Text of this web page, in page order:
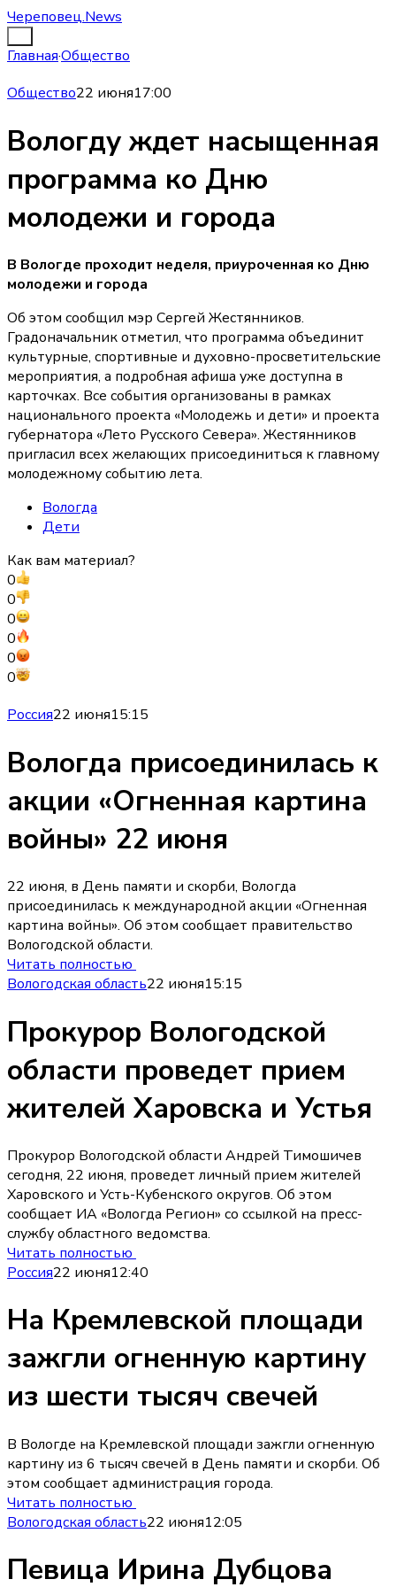
Череповец.News
Главная·Общество
Общество22 июня17:00
Вологду ждет насыщенная
программа ко Дню
молодежи и города
В Вологде проходит неделя, приуроченная ко Дню
молодежи и города
Об этом сообщил мэр Сергей Жестянников.
Градоначальник отметил, что программа объединит
культурные, спортивные и духовно-просветительские
мероприятия, а подробная афиша уже доступна в
карточках. Все события организованы в рамках
национального проекта «Молодежь и дети» и проекта
губернатора «Лето Русского Севера». Жестянников
пригласил всех желающих присоединиться к главному
молодежному событию лета.
Вологда
Дети
Как вам материал?
0
0
0
0
0
0
Россия22 июня15:15
Вологда присоединилась к
акции «Огненная картина
войны» 22 июня
22 июня, в День памяти и скорби, Вологда
присоединилась к международной акции «Огненная
картина войны». Об этом сообщает правительство
Вологодской области.
Читать полностью
Вологодская область22 июня15:15
Прокурор Вологодской
области проведет прием
жителей Харовска и Устья
Прокурор Вологодской области Андрей Тимошичев
сегодня, 22 июня, проведет личный прием жителей
Харовского и Усть-Кубенского округов. Об этом
сообщает ИА «Вологда Регион» со ссылкой на пресс-
службу областного ведомства.
Читать полностью
Россия22 июня12:40
На Кремлевской площади
зажгли огненную картину
из шести тысяч свечей
В Вологде на Кремлевской площади зажгли огненную
картину из 6 тысяч свечей в День памяти и скорби. Об
этом сообщает администрация города.
Читать полностью
Вологодская область22 июня12:05
Певица Ирина Дубцова